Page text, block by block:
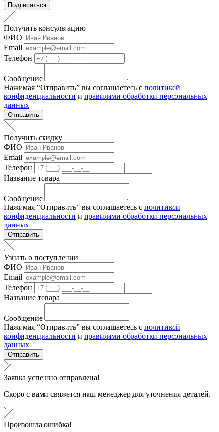
Подписаться
Получить консультацию
ФИО
Email
Телефон
Сообщение
Нажимая “Отправить” вы соглашаетесь с политикой
конфиденциальности и правилами обработки персональных
данных
Отправить
Получить скидку
ФИО
Email
Телефон
Название товара
Сообщение
Нажимая “Отправить” вы соглашаетесь с политикой
конфиденциальности и правилами обработки персональных
данных
Отправить
Узнать о поступлении
ФИО
Email
Телефон
Название товара
Сообщение
Нажимая “Отправить” вы соглашаетесь с политикой
конфиденциальности и правилами обработки персональных
данных
Отправить
Заявка успешно отправлена!
Скоро с вами свяжется наш менеджер для уточнения деталей.
Произошла ошибка!